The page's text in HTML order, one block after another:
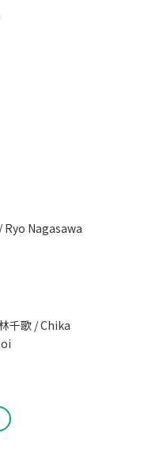
Ryo Nagasawa
千歌 / Chika